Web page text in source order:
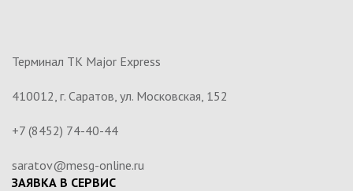
Терминал ТК Major Express
410012, г. Саратов, ул. Московская, 152
+7 (8452) 74-40-44
saratov@mesg-online.ru
ЗАЯВКА В СЕРВИС